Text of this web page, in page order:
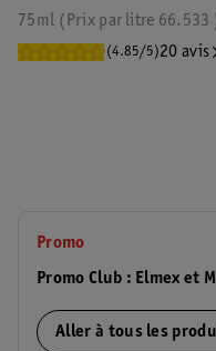
75ml 66.533
Prix par litre
(4.85/5)20 avis
Promo
Promo Club : Elmex et
Aller à tous les